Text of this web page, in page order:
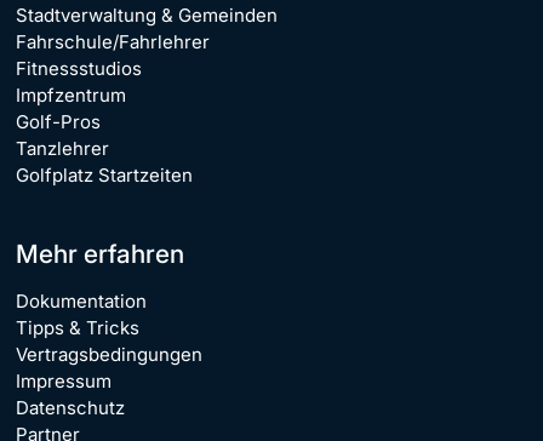
Stadtverwaltung & Gemeinden
Fahrschule/Fahrlehrer
Fitnessstudios
Impfzentrum
Golf-Pros
Tanzlehrer
Golfplatz Startzeiten
Mehr erfahren
Dokumentation
Tipps & Tricks
Vertragsbedingungen
Impressum
Datenschutz
Partner